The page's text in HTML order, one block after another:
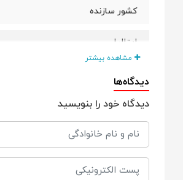
کشور سازنده
ایتالیا
مناسب برای
از بدو تولد
گارانتی
12 ماه گارانتی دارد
مشاهده بیشتر
دیدگاه‌ها
دیدگاه خود را بنویسید